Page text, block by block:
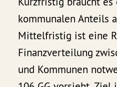
kommunalen Anteils
Mittelfristig ist eine
Finanzverteilung
und Kommunen